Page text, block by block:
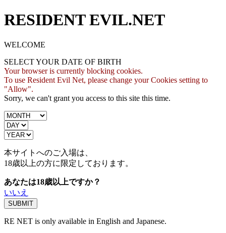
RESIDENT EVIL.NET
WELCOME
SELECT YOUR DATE OF BIRTH
Your browser is currently blocking cookies.
To use Resident Evil Net, please change your Cookies setting to
"Allow".
Sorry, we can't grant you access to this site this time.
本サイトへのご入場は、
18歳以上の方に限定しております。
あなたは18歳以上ですか？
いいえ
RE NET is only available in English and Japanese.